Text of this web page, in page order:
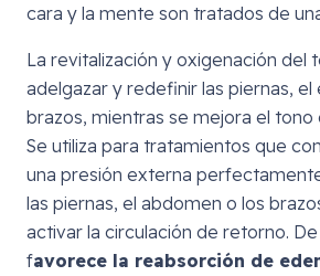
cara y la mente son tratados de
La revitalización y oxigenación del
adelgazar y redefinir las piernas,
brazos, mientras se mejora el tono
Se utiliza para tratamientos que
una presión externa
las piernas, el abdomen o los
activar la circulación de retorno.
favorece la reabsorción de